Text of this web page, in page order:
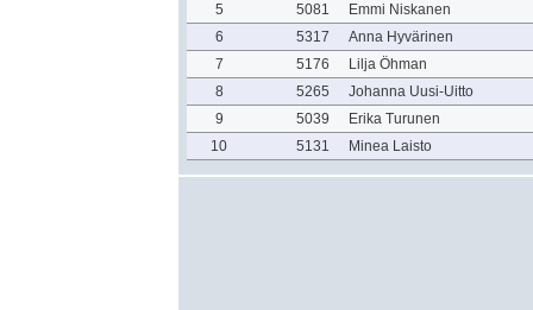
5
5081
Emmi Niskanen
6
5317
Anna Hyvärinen
7
5176
Lilja Öhman
8
5265
Johanna Uusi-Uitto
9
5039
Erika Turunen
10
5131 Minea Laisto